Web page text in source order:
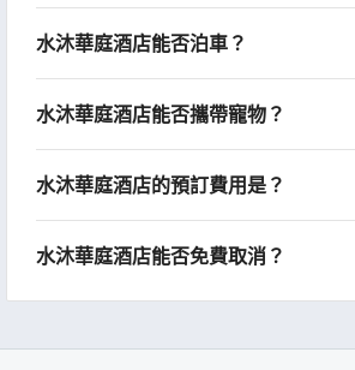
水沐華庭酒店能否泊車？
水沐華庭酒店能否攜帶寵物？
水沐華庭酒店的預訂費用是？
水沐華庭酒店能否免費取消？